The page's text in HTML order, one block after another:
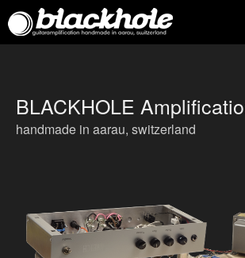
BLACKHOLE
handmade in aarau, switzerland